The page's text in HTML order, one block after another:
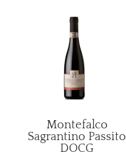
Montefalco
Sagrantino Passito
DOCG